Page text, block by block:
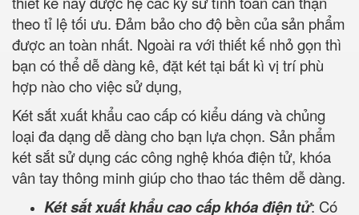
theo tỉ lệ tối ưu. Đảm bảo cho độ bền của sản phẩm
được an toàn nhất. Ngoài ra với thiết kế nhỏ gọn thì
bạn có thể dễ dàng kê, đặt két tại bất kì vị trí phù
hợp nào cho việc sử dụng,
Két sắt xuất khẩu cao cấp có kiểu dáng và chủng
loại đa dạng dễ dàng cho bạn lựa chọn. Sản phẩm
két sắt sử dụng các công nghệ khóa điện tử, khóa
vân tay thông minh giúp cho thao tác thêm dễ dàng.
Két sắt xuất khẩu cao cấp khóa điện tử: Có